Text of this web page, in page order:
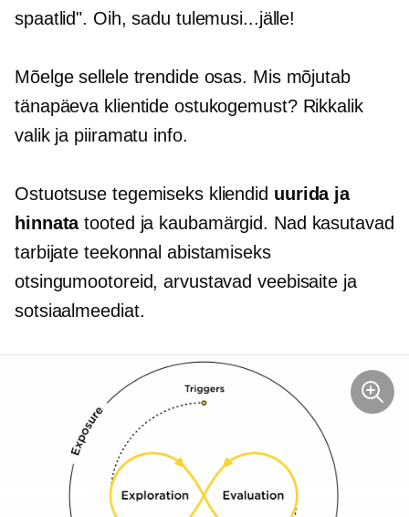
spaatlid". Oih, sadu tulemusi...jälle!
Mõelge sellele trendide osas. Mis mõjutab
tänapäeva klientide ostukogemust? Rikkalik
valik ja piiramatu info.
Ostuotsuse tegemiseks kliendid uurida ja
hinnatatooted ja kaubamärgid. Nad kasutavad
tarbijate teekonnal abistamiseks
otsingumootoreid, arvustavad veebisaite ja
sotsiaalmeediat.